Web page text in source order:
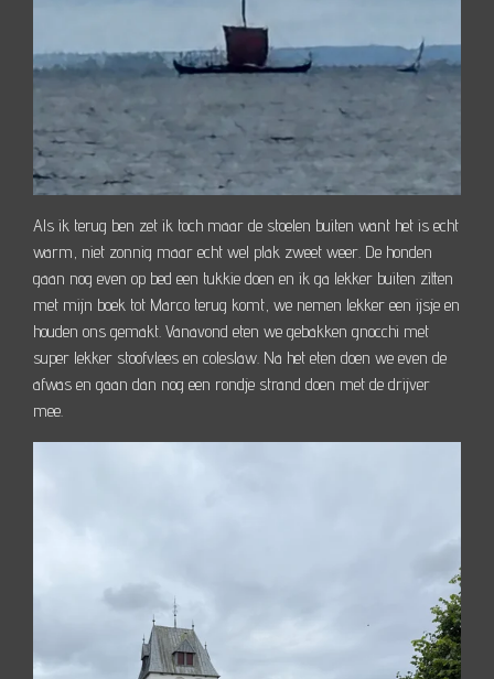
Als ik terug ben zet ik toch maar de stoelen buiten want het is echt
warm, niet zonnig maar echt wel plak zweet weer. De honden
gaan nog even op bed een tukkie doen en ik ga lekker buiten zitten
met mijn boek tot Marco terug komt, we nemen lekker een ijsje en
houden ons gemakt. Vanavond eten we gebakken gnocchi met
super lekker stoofvlees en coleslaw. Na het eten doen we even de
afwas en gaan dan nog een rondje strand doen met de drijver
mee.